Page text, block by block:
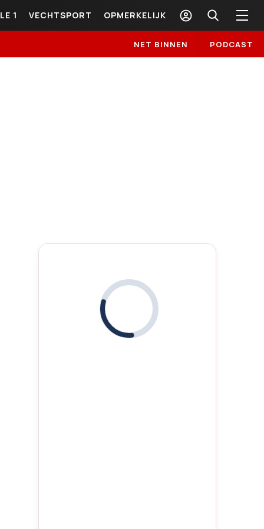
1 VECHTSPORT OPMERKELIJK
NET BINNEN PODCAST